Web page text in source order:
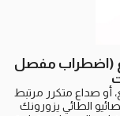
(اضطراب مفصل
أو صداع متكرر مرتبط
الطائي يزورونك